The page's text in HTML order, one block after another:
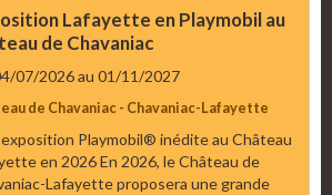
Lafayette en Playmobil au
de Chavaniac
07/2026au 01/11/2027
de Chavaniac - Chavaniac-Lafayette
Playmobil® inédite au Château
en 2026 En 2026, le Château de
Lafayette proposera une grande